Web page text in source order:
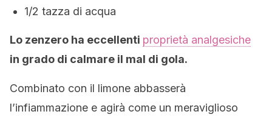
1/2 tazza di acqua
Lo zenzero ha eccellenti proprietà analgesiche
in grado di calmare il mal di gola.
Combinato con il limone abbasserà
l’infiammazione e agirà come un meraviglioso